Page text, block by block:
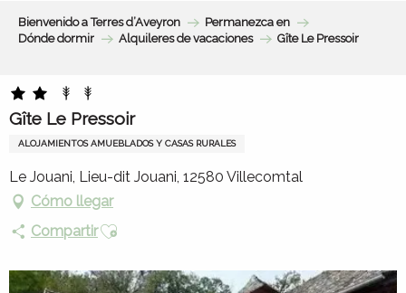
Bienvenido a Terres d’Aveyron
Permanezca en
Dónde dormir
Alquileres de vacaciones Gîte Le Pressoir
Gîte Le Pressoir
ALOJAMIENTOS AMUEBLADOS Y CASAS RURALES
Le Jouani, Lieu-dit Jouani, 12580 Villecomtal
Cómo llegar
CompartirAjouter aux favoris